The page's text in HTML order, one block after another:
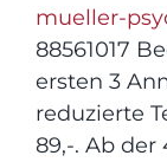
mueller-
88561017
ersten 3
reduzierte
89,-. Ab